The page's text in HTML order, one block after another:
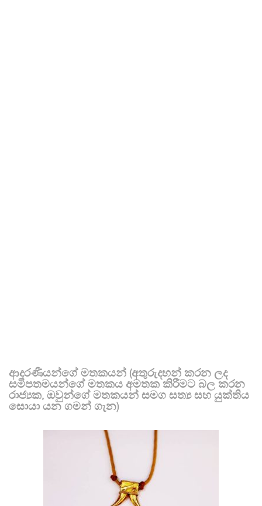
ආදරණීයන්ගේ මතකයන් (අතුරුදහන් කරන ලද
සමීපතමයන්ගේ මතකය අමතක කිරීමට බල කරන
රාජ්‍යක, ඔවුන්ගේ මතකයන් සමග සත්‍ය සහ යුක්තිය
සොයා යන ගමන් ගැන)